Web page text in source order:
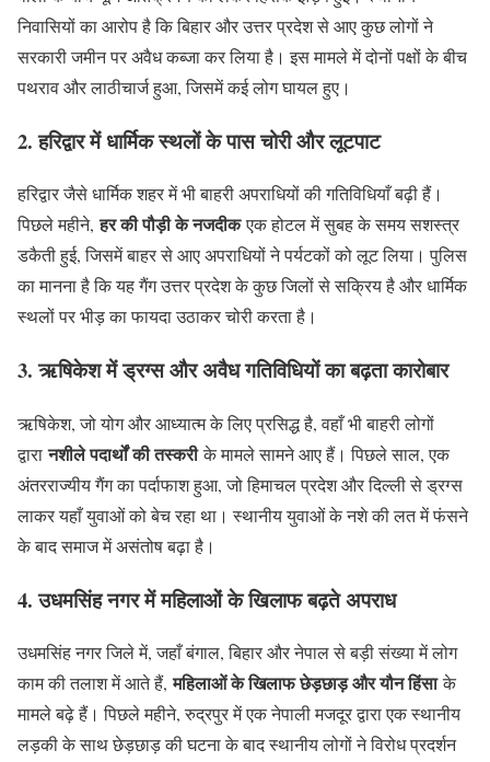
निवासियों का आरोप है कि बिहार और उत्तर प्रदेश से आए कुछ लोगों ने
सरकारी जमीन पर अवैध कब्जा कर लिया है। इस मामले में दोनों पक्षों के बीच
पथराव और लाठीचार्ज हुआ, जिसमें कई लोग घायल हुए।
2. हरिद्वार में धार्मिक स्थलों के पास चोरी और लूटपाट
हरिद्वार जैसे धार्मिक शहर में भी बाहरी अपराधियों की गतिविधियाँ बढ़ी हैं।
पिछले महीने,हर की पौड़ी के नजदीकएक होटल में सुबह के समय सशस्त्र
डकैती हुई, जिसमें बाहर से आए अपराधियों ने पर्यटकों को लूट लिया। पुलिस
का मानना है कि यह गैंग उत्तर प्रदेश के कुछ जिलों से सक्रिय है और धार्मिक
स्थलों पर भीड़ का फायदा उठाकर चोरी करता है।
3. ऋषिकेश में ड्रग्स और अवैध गतिविधियों का बढ़ता कारोबार
ऋषिकेश, जो योग और आध्यात्म के लिए प्रसिद्ध है, वहाँ भी बाहरी लोगों
द्वारानशीले पदार्थों की तस्करीके मामले सामने आए हैं। पिछले साल, एक
अंतरराज्यीय गैंग का पर्दाफाश हुआ, जो हिमाचल प्रदेश और दिल्ली से ड्रग्स
लाकर यहाँ युवाओं को बेच रहा था। स्थानीय युवाओं के नशे की लत में फंसने
के बाद समाज में असंतोष बढ़ा है।
4. उधमसिंह नगर में महिलाओं के खिलाफ बढ़ते अपराध
उधमसिंह नगर जिले में, जहाँ बंगाल, बिहार और नेपाल से बड़ी संख्या में लोग
काम की तलाश में आते हैं,महिलाओं के खिलाफ छेड़छाड़ और यौन हिंसाके
मामले बढ़े हैं। पिछले महीने, रुद्रपुर में एक नेपाली मजदूर द्वारा एक स्थानीय
लड़की के साथ छेड़छाड़ की घटना के बाद स्थानीय लोगों ने विरोध प्रदर्शन